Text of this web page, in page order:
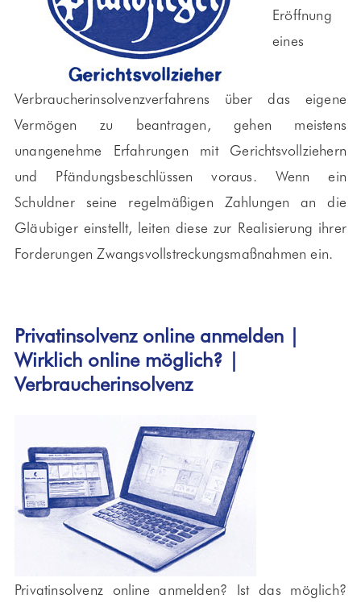
Eröffnung
eines
Verbraucherinsolvenzverfahrens über das eigene
Vermögen zu beantragen, gehen meistens
unangenehme Erfahrungen mit Gerichtsvollziehern
und Pfändungsbeschlüssen voraus. Wenn ein
Schuldner seine regelmäßigen Zahlungen an die
Gläubiger einstellt, leiten diese zur Realisierung ihrer
Forderungen Zwangsvollstreckungsmaßnahmen ein.
Privatinsolvenz online anmelden |
Wirklich online möglich? |
Verbraucherinsolvenz
Privatinsolvenz online anmelden? Ist das möglich?